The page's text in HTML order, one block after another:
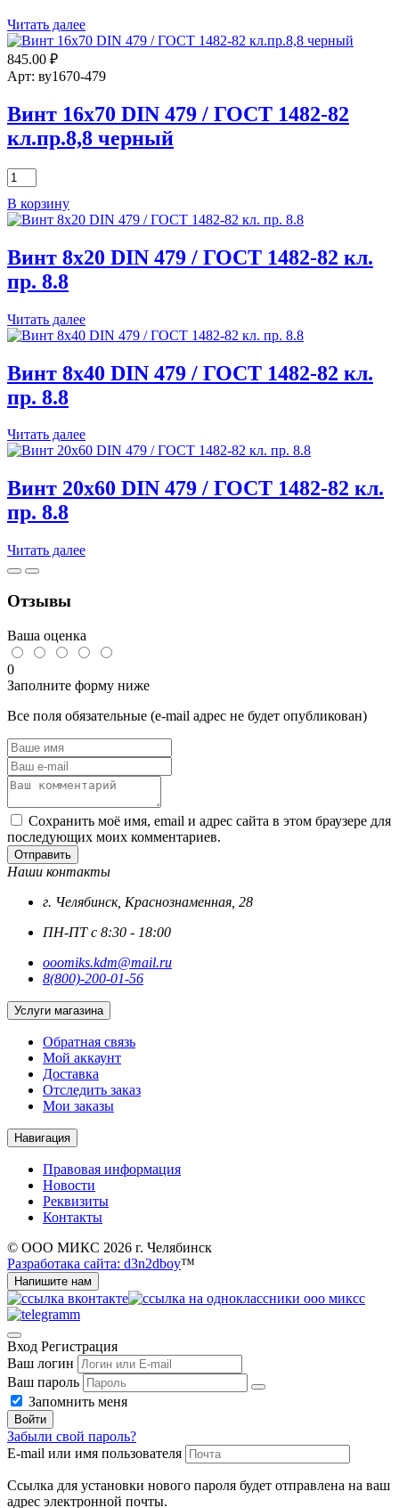
Читать далее
845.00 ₽
Арт: ву1670-479
Винт 16х70 DIN 479 / ГОСТ 1482-82
кл.пр.8,8 черный
Количество
товара
Винт
16х70
479
/
ГОСТ
82
кл.пр.8,8
В корзину
Винт 8х20 DIN 479 / ГОСТ 1482-82 кл.
пр. 8.8
Читать далее
Винт 8х40 DIN 479 / ГОСТ 1482-82 кл.
пр. 8.8
Читать далее
Винт 20х60 DIN 479 / ГОСТ 1482-82 кл.
пр. 8.8
Читать далее
Отзывы
Ваша оценка
0
Заполните форму ниже
Все поля обязательные (e-mail адрес не будет опубликован)
Сохранить моё имя, email и адрес сайта в этом браузере для
последующих моих комментариев.
Отправить
Наши контакты
г. Челябинск, Краснознаменная, 28
ПН-ПТ с 8:30 - 18:00
ooomiks.kdm@mail.ru
8(800)-200-01-56
Услуги магазина
Обратная связь
Мой аккаунт
Доставка
Отследить заказ
Мои заказы
Навигация
Правовая информация
Новости
Реквизиты
Контакты
© ООО МИКС 2026 г. Челябинск
Разработака сайта: d3n2dboy™
Напишите нам
Вход Регистрация
Ваш логин
Ваш пароль
Запомнить меня
Войти
Забыли свой пароль?
E-mail или имя пользователя
Ссылка для установки нового пароля будет отправлена ​​на ваш
адрес электронной почты.